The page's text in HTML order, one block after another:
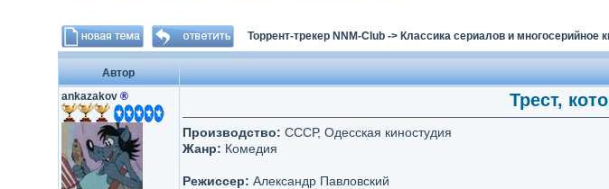
Торрент-трекер NNM-Club-> Классика сериалов и многосерийное
Автор
ankazakov ® Трест,
Производство: СССР, Одесская киностудия
Жанр: Комедия
Режиссер: Александр Павловский